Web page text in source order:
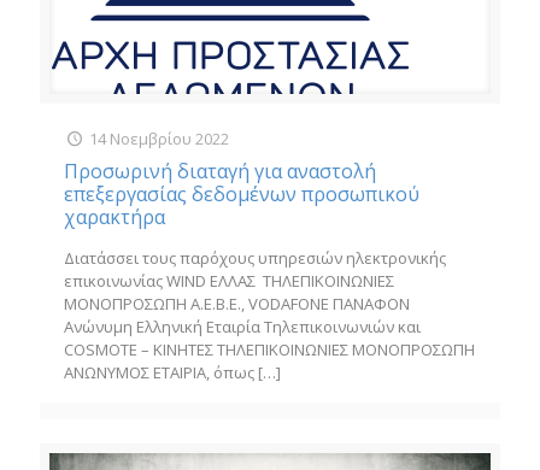
14 Νοεμβρίου 2022
Προσωρινή διαταγή για αναστολή
επεξεργασίας δεδομένων προσωπικού
χαρακτήρα
Διατάσσει τους παρόχους υπηρεσιών ηλεκτρονικής
επικοινωνίας WIND ΕΛΛΑΣ ΤΗΛΕΠΙΚΟΙΝΩΝΙΕΣ
ΜΟΝΟΠΡΟΣΩΠΗ Α.Ε.Β.Ε., VODAFONE ΠΑΝΑΦΟΝ
Ανώνυμη Ελληνική Εταιρία Τηλεπικοινωνιών και
COSMOTE – ΚΙΝΗΤΕΣ ΤΗΛΕΠΙΚΟΙΝΩΝΙΕΣ ΜΟΝΟΠΡΟΣΩΠΗ
ΑΝΩΝΥΜΟΣ ΕΤΑΙΡΙΑ, όπως […]